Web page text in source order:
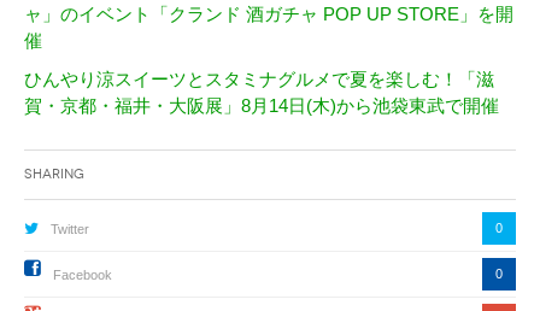
ャ」のイベント「クランド 酒ガチャ POP UP STORE」を開
催
ひんやり涼スイーツとスタミナグルメで夏を楽しむ！「滋
賀・京都・福井・大阪展」8月14日(木)から池袋東武で開催
Sharing
Twitter 0
Facebook 0